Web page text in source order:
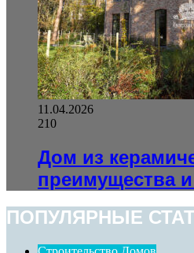
11.04.2026
210
Дом из
преимущества и
ПОПУЛЯРНЫЕ